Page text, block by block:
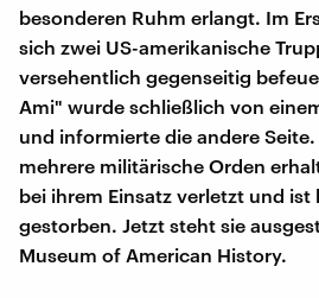
besonderen Ruhm erlangt. Im
sich zwei US-amerikanische
versehentlich gegenseitig
Ami" wurde schließlich von
und informierte die andere
mehrere militärische Orden
bei ihrem Einsatz verletzt und ist
gestorben. Jetzt steht sie
Museum of American History.